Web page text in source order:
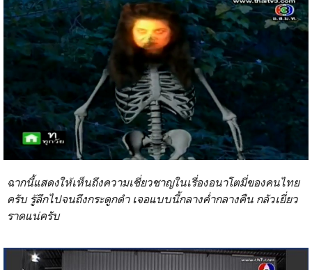
ฉากนี้แสดงให้เห็นถึงความเชี่ยวชาญในเรื่องอนาโตมี่ของคนไทย
ครับ รู้ลึกไปจนถึงกระดูกดำ เจอแบบนี้กลางค่ำกลางคืน กลัวเยี่ยว
ราดแน่ครับ